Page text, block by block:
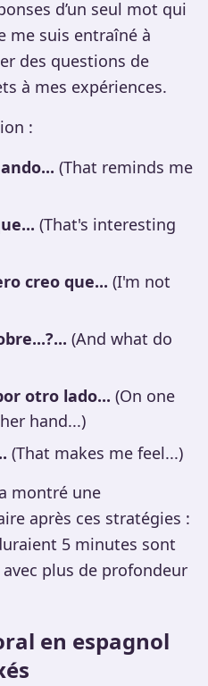
d’un seul mot qui
me suis entraîné à
des questions de
à mes expériences.
:
(That reminds me
(That's interesting
creo que... (I'm not
(And what do
otro lado... (On one
hand...)
(That makes me feel...)
montré une
après ces stratégies :
5 minutes sont
plus de profondeur
en espagnol